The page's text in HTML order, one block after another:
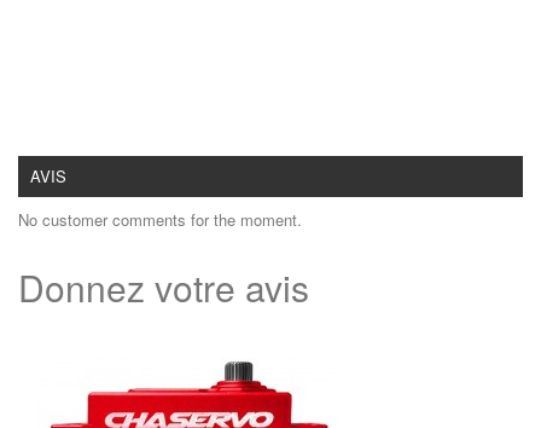
AVIS
No customer comments for the moment.
Donnez votre avis